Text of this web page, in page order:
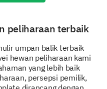
peliharaan terbaik
umpan balik terbaik
hewan peliharaan kami
yang lebih baik
persepsi pemilik,